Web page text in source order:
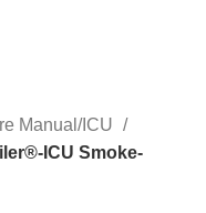
Manual/ICU
ICU Smoke-